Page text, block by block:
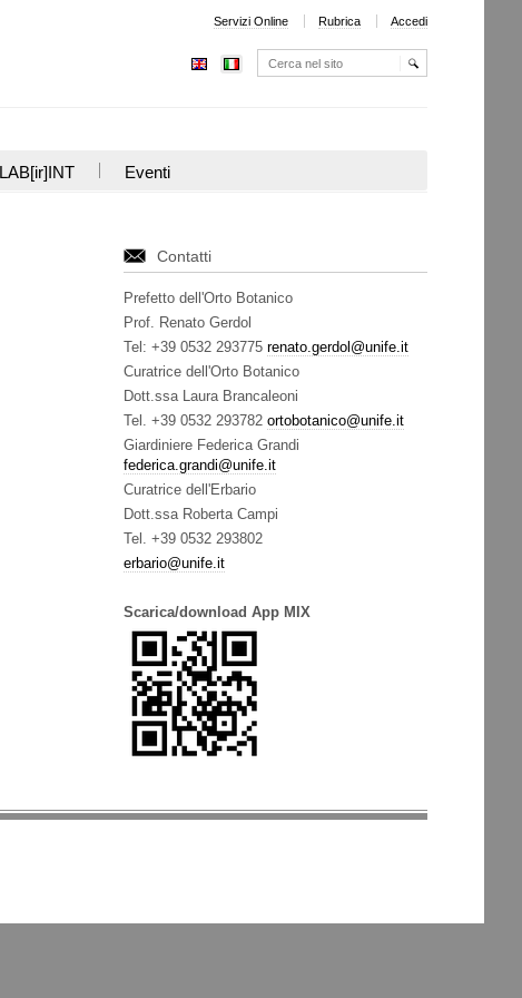
Servizi Online Rubrica Accedi
Cerca nel sito
LAB[ir]INT Eventi
Contatti
Prefetto dell'Orto Botanico
Prof. Renato Gerdol
Tel: +39 0532 293775 renato.gerdol@unife.it
Curatrice dell'Orto Botanico
Dott.ssa Laura Brancaleoni
Tel. +39 0532 293782 ortobotanico@unife.it
Giardiniere Federica Grandi
federica.grandi@unife.it
Curatrice dell'Erbario
Dott.ssa Roberta Campi
Tel. +39 0532 293802
erbario@unife.it
Scarica/download App MIX